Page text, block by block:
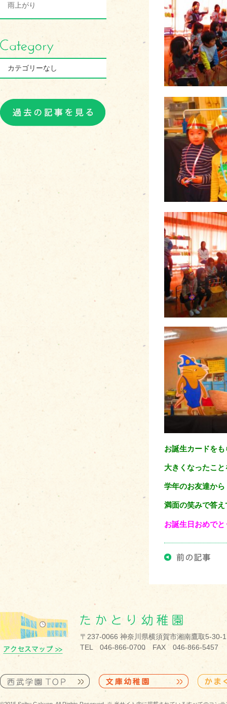
雨上がり
カテゴリーなし
お誕生カードを
大きくなったこ
学年のお友達か
満面の笑みで答
お誕生日おめで
〒237-0066 神奈川県横須賀市湘南鷹取5-30-1
TEL 046-866-0700 FAX 046-866-5457